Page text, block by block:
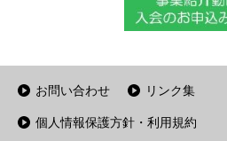
お問い合わせ リンク集
個人情報保護方針・利用規約